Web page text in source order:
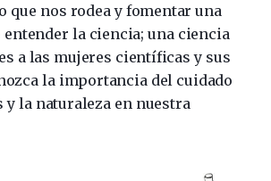
que nos rodea y fomentar una
entender la ciencia; una ciencia
a las mujeres científicas y sus
la importancia del cuidado
y la naturaleza en nuestra